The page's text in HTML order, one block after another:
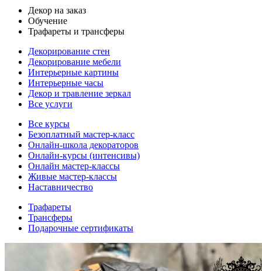
Декор на заказ
Обучение
Трафареты и трансферы
Декорирование стен
Декорирование мебели
Интерьерные картины
Интерьерные часы
Декор и травление зеркал
Все услуги
Все курсы
Безоплатный мастер-класс
Онлайн-школа декораторов
Онлайн-курсы (интенсивы)
Онлайн мастер-классы
Живые мастер-классы
Наставничество
Трафареты
Трансферы
Подарочные сертификаты